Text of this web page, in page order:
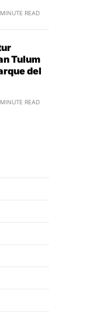
READ
Tulum
del
READ